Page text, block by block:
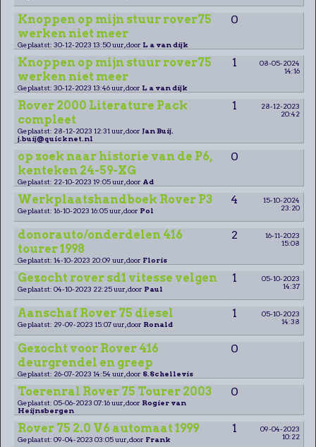
Knoppen op mijn stuur rover75
werken niet meer
0
Geplaatst: 30-12-2023 13:50 uur, door L a van dijk
Knoppen op mijn stuur rover75
werken niet meer
1
08-05-2024
14:16
Geplaatst: 30-12-2023 13:46 uur, door L a van dijk
Rover 2000 Literature Pack
compleet
1
28-12-2023
20:42
Geplaatst: 28-12-2023 12:31 uur, door Jan Buij.
j.buij@quicknet.nl
op zoek naar historie van de P6,
kenteken 24-59-XG
0
Geplaatst: 22-10-2023 19:05 uur, door Ad
Werkplaatshandboek Rover P3 4
15-10-2024
23:20
Geplaatst: 16-10-2023 16:05 uur, door Pol
donorauto/onderdelen 416
tourer 1998
2
16-11-2023
15:08
Geplaatst: 14-10-2023 20:09 uur, door Floris
Gezocht rover sd1 vitesse velgen 1
05-10-2023
14:37
Geplaatst: 04-10-2023 22:25 uur, door Paul
Aanschaf Rover 75 diesel 1
05-10-2023
14:38
Geplaatst: 29-09-2023 15:07 uur, door Ronald
Gezocht voor Rover 416
deurgrendel en greep
0
Geplaatst: 26-07-2023 14:54 uur, door S.Schellevis
Toerenral Rover 75 Tourer 2003 0
Geplaatst: 05-06-2023 07:16 uur, door Rogier van
Heijnsbergen
Rover 75 2.0 V6 automaat 1999 1
09-04-2023
10:22
Geplaatst: 09-04-2023 03:05 uur, door Frank